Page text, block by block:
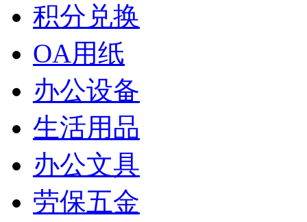
积分兑换
OA用纸
办公设备
生活用品
办公文具
劳保五金